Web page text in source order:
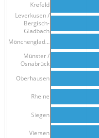
Krefeld
Leverkusen /
Bergisch-
Gladbach
Mönchenglad…
Münster /
Osnabrück
Oberhausen
Rheine
Siegen
Viersen